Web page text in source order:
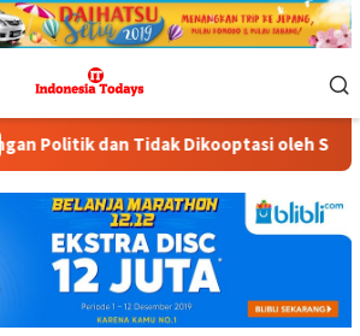
oleh Siapapun RS Husada